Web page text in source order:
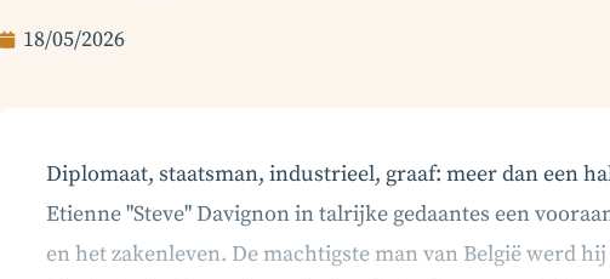
18/05/2026
Diplomaat, staatsman, industrieel, graaf: meer dan een
Etienne "Steve" Davignon in talrijke gedaantes een
en het zakenleven. De machtigste man van België werd